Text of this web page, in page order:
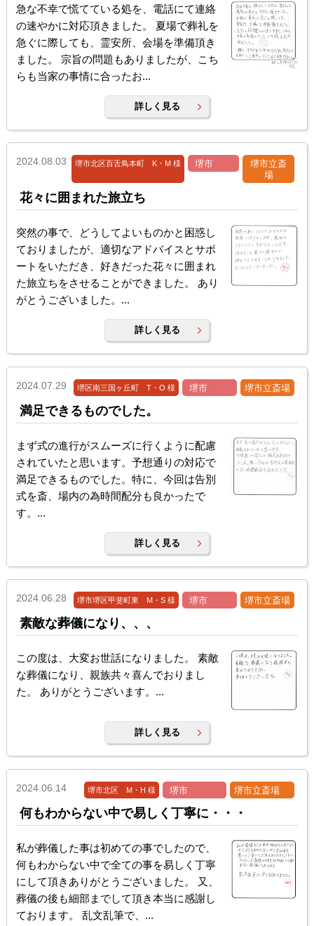
急な不幸で慌てている処を、電話にて連絡
の速やかに対応頂きました。 夏場で葬礼を
急ぐに際しても、霊安所、会場を準備頂き
ました。 宗旨の問題もありましたが、こち
らも当家の事情に合ったお...
詳しく見る
2024.08.03 堺市北区百舌鳥本町 K・M 様 堺市
堺市立斎
場
花々に囲まれた旅立ち
突然の事で、どうしてよいものかと困惑し
ておりましたが、適切なアドバイスとサポ
ートをいただき、好きだった花々に囲まれ
た旅立ちをさせることができました。 あり
がとうございました。...
詳しく見る
2024.07.29 堺区南三国ヶ丘町 T・O 様 堺市 堺市立斎場
満足できるものでした。
まず式の進行がスムーズに行くように配慮
されていたと思います。予想通りの対応で
満足できるものでした。特に、今回は告別
式を斎、場内の為時間配分も良かったで
す。...
詳しく見る
2024.06.28 堺市堺区甲斐町東 M・S 様 堺市 堺市立斎場
素敵な葬儀になり、、、
この度は、大変お世話になりました。 素敵
な葬儀になり、親族共々喜んでおりまし
た。 ありがとうございます。...
詳しく見る
2024.06.14 堺市北区 M・H 様 堺市 堺市立斎場
何もわからない中で易しく丁寧に・・・
私が葬儀した事は初めての事でしたので、
何もわからない中で全ての事を易しく丁寧
にして頂きありがとうございました。 又、
葬儀の後も細部までして頂き本当に感謝し
ております。 乱文乱筆で、...